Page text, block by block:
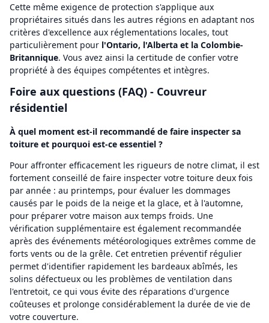
Cette même exigence de protection s'applique aux
propriétaires situés dans les autres régions en adaptant nos
critères d'excellence aux réglementations locales, tout
particulièrement pour l'Ontario, l'Alberta et la Colombie-
Britannique. Vous avez ainsi la certitude de confier votre
propriété à des équipes compétentes et intègres.
Foire aux questions (FAQ) - Couvreur
résidentiel
À quel moment est-il recommandé de faire inspecter sa
toiture et pourquoi est-ce essentiel ?
Pour affronter efficacement les rigueurs de notre climat, il est
fortement conseillé de faire inspecter votre toiture deux fois
par année : au printemps, pour évaluer les dommages
causés par le poids de la neige et la glace, et à l'automne,
pour préparer votre maison aux temps froids. Une
vérification supplémentaire est également recommandée
après des événements météorologiques extrêmes comme de
forts vents ou de la grêle. Cet entretien préventif régulier
permet d'identifier rapidement les bardeaux abîmés, les
solins défectueux ou les problèmes de ventilation dans
l'entretoit, ce qui vous évite des réparations d'urgence
coûteuses et prolonge considérablement la durée de vie de
votre couverture.